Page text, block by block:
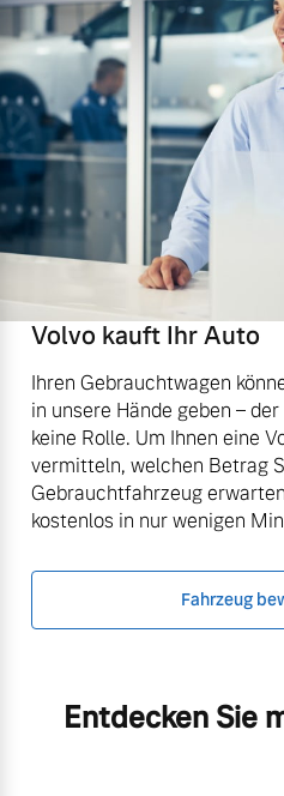
Volvo kauft Ihr Auto
Ihren Gebrauchtwagen
in unsere Hände geben –
keine Rolle. Um Ihnen eine
vermitteln, welchen Betrag
Gebrauchtfahrzeug
kostenlos in nur wenigen
Fahrzeug
Entdecken Sie